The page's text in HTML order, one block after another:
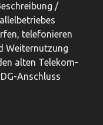
/
telefonieren
Weiternutzung
alten Telekom-
Anschluss